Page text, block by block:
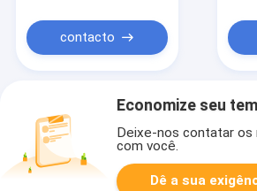
2N5X contacto
Economize seu
Deixe-nos contatar
com você.
Dê a sua